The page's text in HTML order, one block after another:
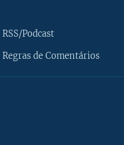
RSS/Podcast
Regras de Comentários